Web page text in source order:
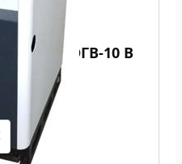
АОГВ-10 В